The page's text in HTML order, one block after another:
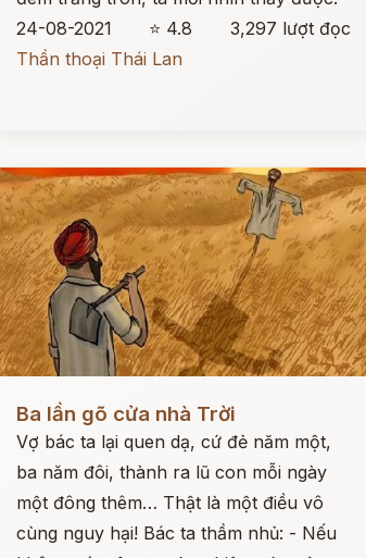
24-08-2021
⭐ 4.8
3,297 lượt đọc
Thần thoại Thái Lan
Đọc ngay
Ba lần gõ cửa nhà Trời
Vợ bác ta lại quen dạ, cứ đẻ năm một,
ba năm đôi, thành ra lũ con mỗi ngày
một đông thêm… Thật là một điều vô
cùng nguy hại! Bác ta thầm nhủ: - Nếu